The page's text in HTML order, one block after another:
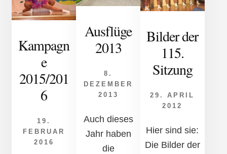
Kampagn
e
2015/201
6
19.
FEBRUAR
2016
Ausflüge
2013
8.
DEZEMBER
2013
Auch dieses
Jahr haben
die
Bilder der
115.
Sitzung
29. APRIL
2012
Hier sind sie:
Die Bilder der